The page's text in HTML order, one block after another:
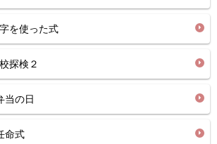
を使った式
探検２
の日
命式